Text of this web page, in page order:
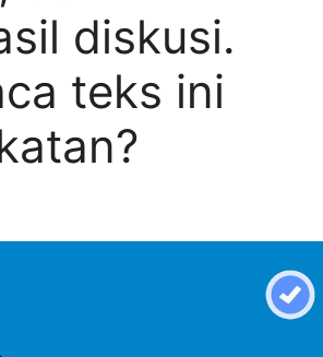
diskusi.
teks ini